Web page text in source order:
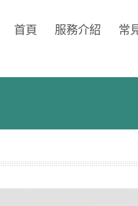
首頁 服務介紹 常